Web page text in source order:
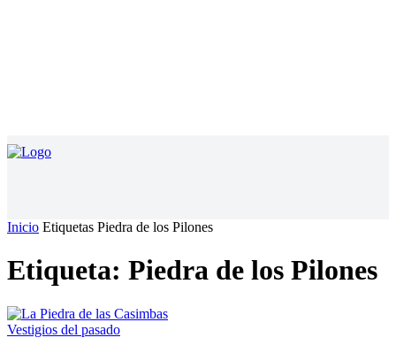
Inicio Etiquetas Piedra de los Pilones
Etiqueta: Piedra de los Pilones
Vestigios del pasado